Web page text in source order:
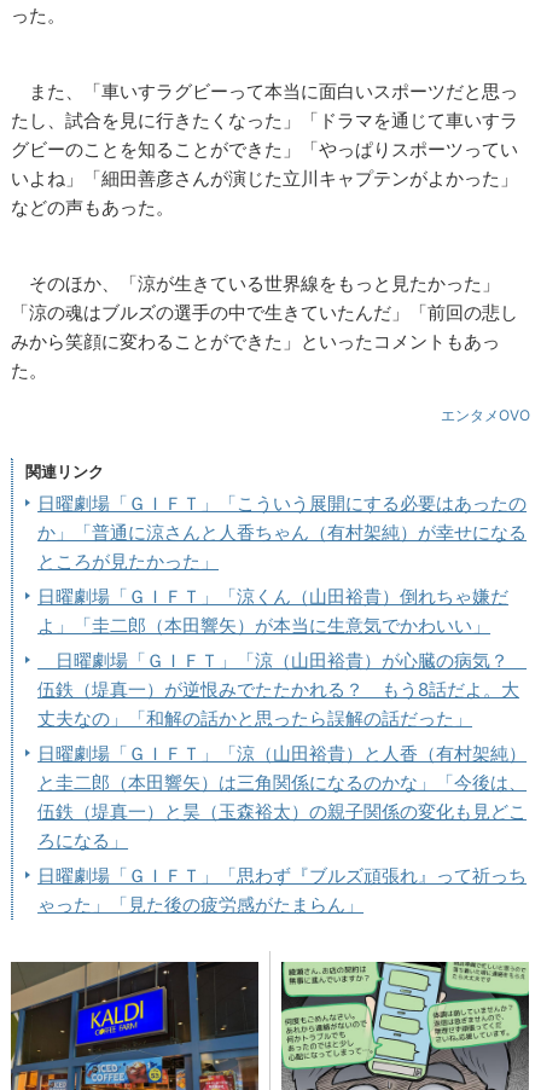
った。
また、「車いすラグビーって本当に面白いスポーツだと思っ
たし、試合を見に行きたくなった」「ドラマを通じて車いすラ
グビーのことを知ることができた」「やっぱりスポーツってい
いよね」「細田善彦さんが演じた立川キャプテンがよかった」
などの声もあった。
そのほか、「涼が生きている世界線をもっと見たかった」
「涼の魂はブルズの選手の中で生きていたんだ」「前回の悲し
みから笑顔に変わることができた」といったコメントもあっ
た。
エンタメOVO
関連リンク
日曜劇場「ＧＩＦＴ」「こういう展開にする必要はあったの
か」「普通に涼さんと人香ちゃん（有村架純）が幸せになる
ところが見たかった」
日曜劇場「ＧＩＦＴ」「涼くん（山田裕貴）倒れちゃ嫌だ
よ」「圭二郎（本田響矢）が本当に生意気でかわいい」
日曜劇場「ＧＩＦＴ」「涼（山田裕貴）が心臓の病気？
伍鉄（堤真一）が逆恨みでたたかれる？ もう8話だよ。大
丈夫なの」「和解の話かと思ったら誤解の話だった」
日曜劇場「ＧＩＦＴ」「涼（山田裕貴）と人香（有村架純）
と圭二郎（本田響矢）は三角関係になるのかな」「今後は、
伍鉄（堤真一）と昊（玉森裕太）の親子関係の変化も見どこ
ろになる」
日曜劇場「ＧＩＦＴ」「思わず『ブルズ頑張れ』って祈っち
ゃった」「見た後の疲労感がたまらん」